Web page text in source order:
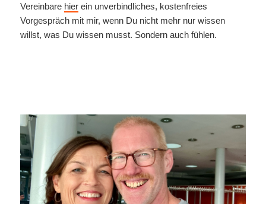
Vereinbare hier ein unverbindliches, kostenfreies
Vorgespräch mit mir, wenn Du nicht mehr nur wissen
willst, was Du wissen musst. Sondern auch fühlen.